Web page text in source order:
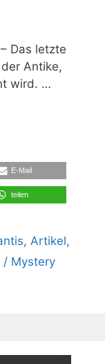
Das letzte
Antike,
wird. …
E-Mail
teilen
,Artikel,
/ Mystery